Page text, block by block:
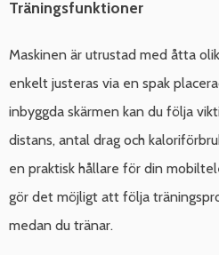
Träningsfunktioner
Maskinen är utrustad med åtta
enkelt justeras via en spak
inbyggda skärmen kan du följa
distans, antal drag och
en praktisk hållare för din
gör det möjligt att följa
medan du tränar.